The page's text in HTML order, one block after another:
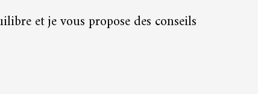
et je vous propose des conseils